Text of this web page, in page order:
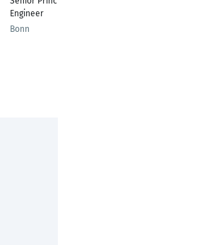
Engineer
Bonn